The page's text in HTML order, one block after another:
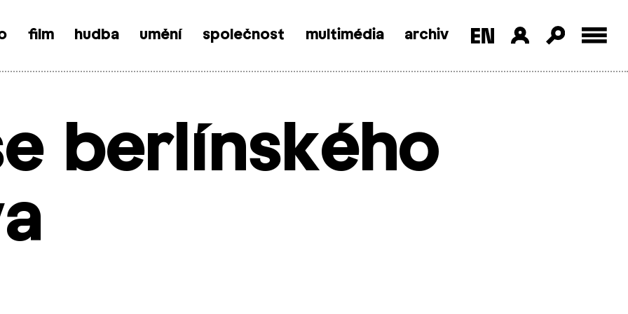
film hudba umění společnost multimédia archiv
berlínského